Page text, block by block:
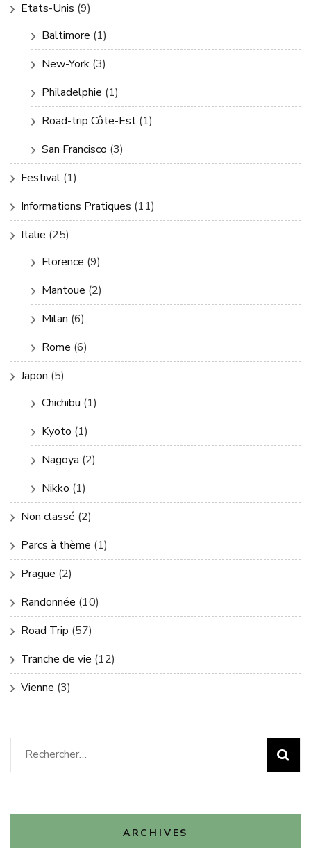
Etats-Unis (9)
Baltimore (1)
New-York (3)
Philadelphie (1)
Road-trip Côte-Est (1)
San Francisco (3)
Festival (1)
Informations Pratiques (11)
Italie (25)
Florence (9)
Mantoue (2)
Milan (6)
Rome (6)
Japon (5)
Chichibu (1)
Kyoto (1)
Nagoya (2)
Nikko (1)
Non classé (2)
Parcs à thème (1)
Prague (2)
Randonnée (10)
Road Trip (57)
Tranche de vie (12)
Vienne (3)
Rechercher :
ARCHIVES